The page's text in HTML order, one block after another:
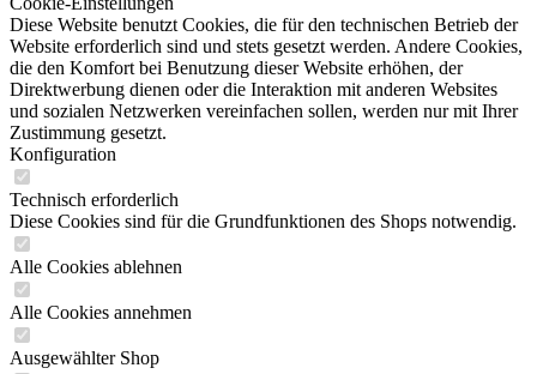
Diese Website benutzt Cookies, die für den technischen Betrieb der
Website erforderlich sind und stets gesetzt werden. Andere Cookies,
die den Komfort bei Benutzung dieser Website erhöhen, der
Direktwerbung dienen oder die Interaktion mit anderen Websites
und sozialen Netzwerken vereinfachen sollen, werden nur mit Ihrer
Zustimmung gesetzt.
Konfiguration
Technisch erforderlich
Diese Cookies sind für die Grundfunktionen des Shops notwendig.
Alle Cookies ablehnen
Alle Cookies annehmen
Ausgewählter Shop